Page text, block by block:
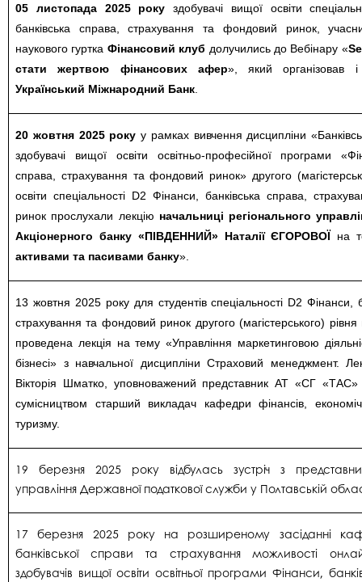
05 листопада 2025 року здобувачі вищої освіти
банківська справа, страхування та фондовий ринок,
наукового гуртка Фінансовий клуб долучились до Вебінару «
стати жертвою фінансових афер», який організовав
Український Міжнародний Банк
20 жовтня 2025 року у рамках вивчення дисципліни
здобувачі вищої освіти освітньо-професійної програми
справа, страхування та фондовий ринок» другого
освіти спеціальності D2 Фінанси, банківська справа,
ринок прослухали лекцію начальниці регіонального
Акціонерного банку «ПІВДЕННИЙ» Наталії ЄГОРОВОЇ на
активами та пасивами банку».
13 жовтня 2025 року для студентів спеціальності D2 Фінанси,
страхування та фондовий ринок другого (магістерського) рівня
проведена лекція на тему «Управління маркетинговою
бізнесі» з навчальної дисципліни Страховий менеджмент.
Вікторія Шматко, уповноважений представник АТ «СГ
сумісництвом старший викладач кафедри фінансів,
туризму.
19 березня 2025 року відбулась зустріч з
управління Державної податкової служби у Полтавській
17 березня 2025 року на розширеному засіданні
банківської справи та страхування можливості
здобувачів вищої освіти освітньої програми Фінанси,